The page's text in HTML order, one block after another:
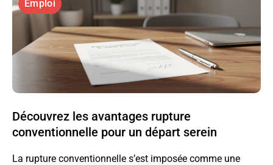
Emploi
Découvrez les avantages rupture
conventionnelle pour un départ serein
La rupture conventionnelle s’est imposée comme une